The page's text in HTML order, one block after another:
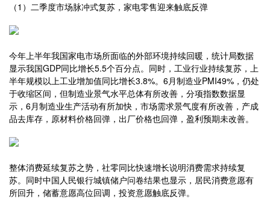
（1）二季度市场脉冲式复苏，家电零售迎来触底反弹
今年上半年我国家电市场所面临的外部环境持续回暖，统计局数据
显示我国GDP同比增长5.5个百分点。同时，工业行业持续复苏，上
半年规模以上工业增加值同比增长3.8%。6月制造业PMI49%，仍处
于收缩区间，但制造业景气水平总体有所改善，分项指数数据显
示，6月制造业生产活动有所加快，市场需求景气度有所改善，产成
品去库存，原材料价格回弹，出厂价格也回弹，盈利预期未改善。
整体消费延续复苏之势，社零同比快速增长说明消费需求持续复
苏。同时中国人民银行城镇储户问卷结果也显示，居民消费意愿有
所回升，储蓄意愿高位回调，投资意愿触底反弹。